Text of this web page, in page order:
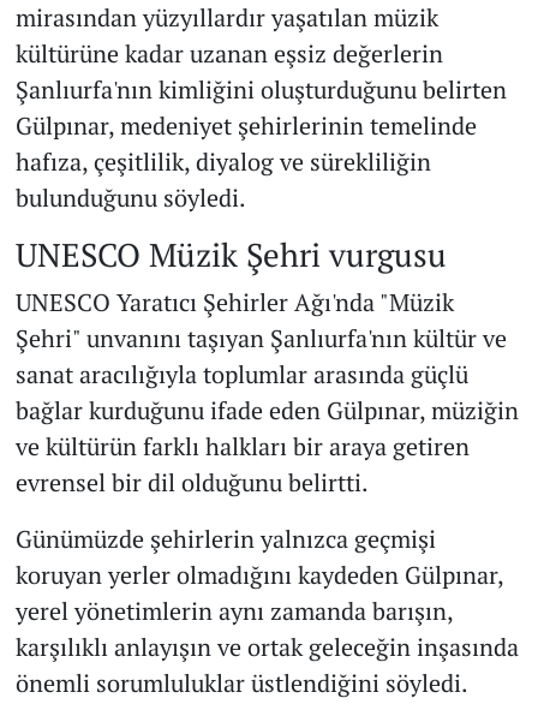
mirasından yüzyıllardır yaşatılan müzik
kültürüne kadar uzanan eşsiz değerlerin
Şanlıurfa'nın kimliğini oluşturduğunu belirten
Gülpınar, medeniyet şehirlerinin temelinde
hafıza, çeşitlilik, diyalog ve sürekliliğin
bulunduğunu söyledi.
UNESCO Müzik Şehri vurgusu
UNESCO Yaratıcı Şehirler Ağı'nda "Müzik
Şehri" unvanını taşıyan Şanlıurfa'nın kültür ve
sanat aracılığıyla toplumlar arasında güçlü
bağlar kurduğunu ifade eden Gülpınar, müziğin
ve kültürün farklı halkları bir araya getiren
evrensel bir dil olduğunu belirtti.
Günümüzde şehirlerin yalnızca geçmişi
koruyan yerler olmadığını kaydeden Gülpınar,
yerel yönetimlerin aynı zamanda barışın,
karşılıklı anlayışın ve ortak geleceğin inşasında
önemli sorumluluklar üstlendiğini söyledi.